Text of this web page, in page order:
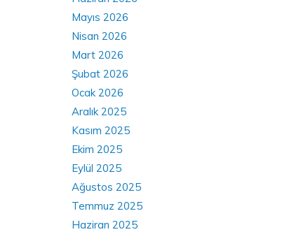
Mayıs 2026
Nisan 2026
Mart 2026
Şubat 2026
Ocak 2026
Aralık 2025
Kasım 2025
Ekim 2025
Eylül 2025
Ağustos 2025
Temmuz 2025
Haziran 2025